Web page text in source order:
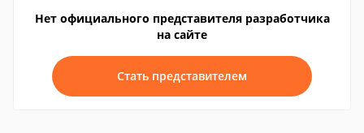
Нет официального представителя разработчика
на сайте
Стать представителем